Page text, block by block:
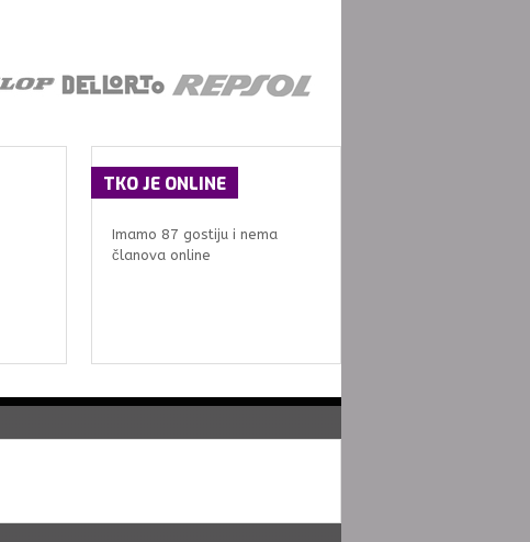
TKO JE ONLINE
Imamo 87 gostiju i nema
članova online